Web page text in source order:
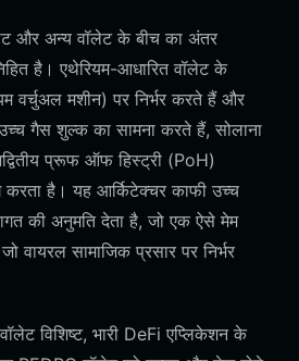
और अन्य वॉलेट के बीच का अंतर
है। एथेरियम-आधारित वॉलेट के
वर्चुअल मशीन) पर निर्भर करते हैं और
गैस शुल्क का सामना करते हैं, सोलाना
प्रूफ ऑफ हिस्ट्री (PoH)
करता है। यह आर्किटेक्चर काफी उच्च
की अनुमति देता है, जो एक ऐसे मेम
सामाजिक प्रसार पर निर्भर
विशिष्ट, भारी DeFi एप्लिकेशन के